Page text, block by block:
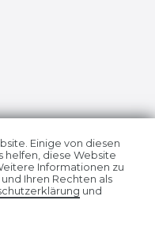
Einige von diesen
helfen, diese Website
Informationen zu
Ihren Rechten als
und